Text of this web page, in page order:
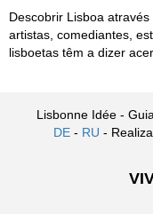
Descobrir Lisboa
artistas, comediantes,
lisboetas têm a dizer
Lisbonne Idée -
DE - RU -